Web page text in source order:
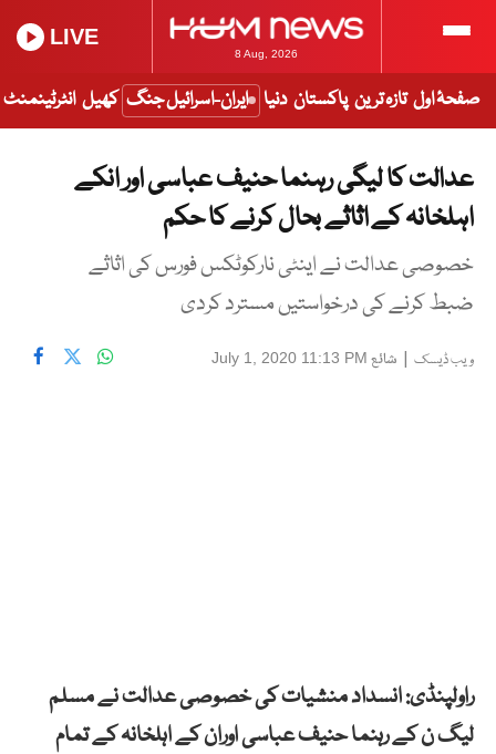
8 Aug, 2026
LIVE
صفحۂ اول تازہ ترین پاکستان دنیا ایران-اسرائیل جنگ کھیل انٹرٹینمنٹ
عدالت کا لیگی رہنما حنیف عباسی اور انکے
اہلخانہ کے اثاثے بحال کرنے کا حکم
خصوصی عدالت نے اینٹی نارکوٹکس فورس کی اثاثے
ضبط کرنے کی درخواستیں مسترد کردی
ویب ڈیسک | شائع July 1, 2020 11:13 PM
راولپنڈی: انسداد منشیات کی خصوصی عدالت نے مسلم
لیگ ن کے رہنما حنیف عباسی اوران کے اہلخانہ کے تمام